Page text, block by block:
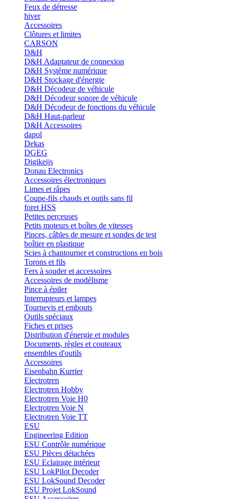
Feux de détresse
hiver
Accessoires
Clôtures et limites
CARSON
D&H
D&H Adaptateur de connexion
D&H Système numérique
D&H Stockage d'énergie
D&H Décodeur de véhicule
D&H Décodeur sonore de véhicule
D&H Décodeur de fonctions du véhicule
D&H Haut-parleur
D&H Accessoires
dapol
Dekas
DGEG
Digikeijs
Donau Electronics
Accessoires électroniques
Limes et râpes
Coupe-fils chauds et outils sans fil
foret HSS
Petites perceuses
Petits moteurs et boîtes de vitesses
Pinces, câbles de mesure et sondes de test
boîtier en plastique
Scies à chantourner et constructions en bois
Torons et fils
Fers à souder et accessoires
Accessoires de modélisme
Pince à épiler
Interrupteurs et lampes
Tournevis et embouts
Outils spéciaux
Fiches et prises
Distribution d'énergie et modules
Documents, règles et couteaux
ensembles d'outils
Accessoires
Eisenbahn Kurrier
Electrotren
Electrotren Hobby
Electrotren Voie H0
Electrotren Voie N
Electrotren Voie TT
ESU
Engineering Edition
ESU Contrôle numérique
ESU Pièces détachées
ESU Eclairage intérieur
ESU LokPilot Decoder
ESU LokSound Decoder
ESU Projet LokSound